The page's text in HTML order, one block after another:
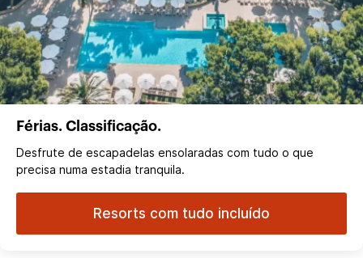
Férias. Classificação.
Desfrute de escapadelas ensolaradas com tudo o que
precisa numa estadia tranquila.
Resorts com tudo incluído